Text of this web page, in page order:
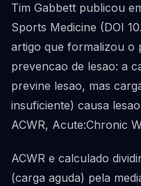
Tim Gabbett publicou
Sports Medicine (DOI
artigo que formalizou o
prevencao de lesao: a
previne lesao, mas
insuficiente) causa
ACWR, Acute:Chronic
ACWR e calculado
(carga aguda) pela